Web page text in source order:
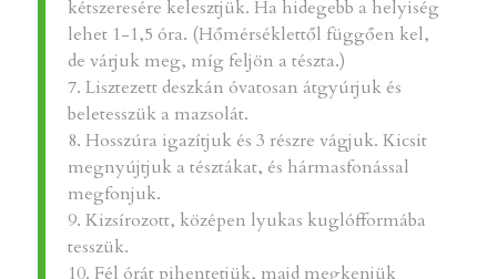
kétszeresére kelesztjük. Ha hidegebb a helyiség
lehet 1-1,5 óra. (Hőmérséklettől függően kel,
de várjuk meg, míg feljön a tészta.)
7. Lisztezett deszkán óvatosan átgyúrjuk és
beletesszük a mazsolát.
8. Hosszúra igazítjuk és 3 részre vágjuk. Kicsit
megnyújtjuk a tésztákat, és hármasfonással
megfonjuk.
9. Kizsírozott, középen lyukas kuglófformába
tesszük.
10. Fél órát pihentetjük, majd megkenjük